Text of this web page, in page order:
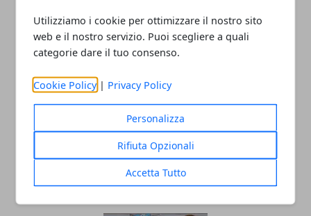
Utilizziamo i cookie per ottimizzare il nostro sito
web e il nostro servizio. Puoi scegliere a quali
categorie dare il tuo consenso.
Cookie Policy | Privacy Policy
Personalizza
Rifiuta Opzionali
Accetta Tutto
ARTICOLI CORRELATI
Le serie TV più famose da vedere su
Netflix